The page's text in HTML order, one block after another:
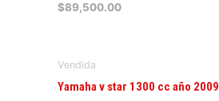
$89,500.00
Vendida
Yamaha v star 1300 cc año 2009